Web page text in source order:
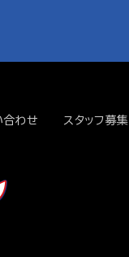
合わせ スタッフ募集